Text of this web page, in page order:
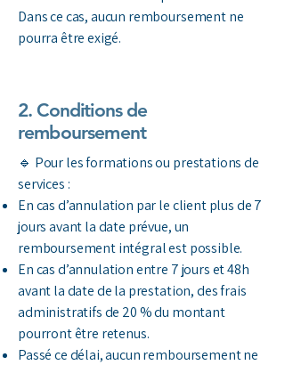
Dans ce cas, aucun remboursement ne
pourra être exigé.
2. Conditions de
remboursement
🔹 Pour les formations ou prestations de
services :
En cas d’annulation par le client plus de 7
jours avant la date prévue, un
remboursement intégral est possible.
En cas d’annulation entre 7 jours et 48h
avant la date de la prestation, des frais
administratifs de 20 % du montant
pourront être retenus.
Passé ce délai, aucun remboursement ne